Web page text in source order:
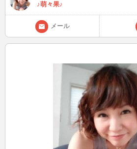
♪萌々果♪
メール